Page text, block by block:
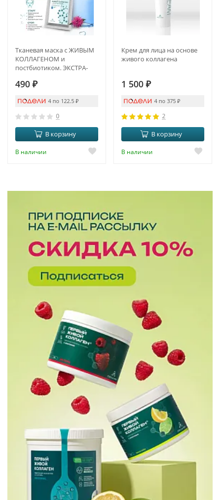
Тканевая маска с ЖИВЫМ
КОЛЛАГЕНОМ и
постбиотиком. ЭКСТРА-
490 ₽
4 по 122.5 ₽
0
В корзину
В наличии
Крем для лица на основе
живого коллагена
1 500 ₽
4 по 375 ₽
2
В корзину
В наличии